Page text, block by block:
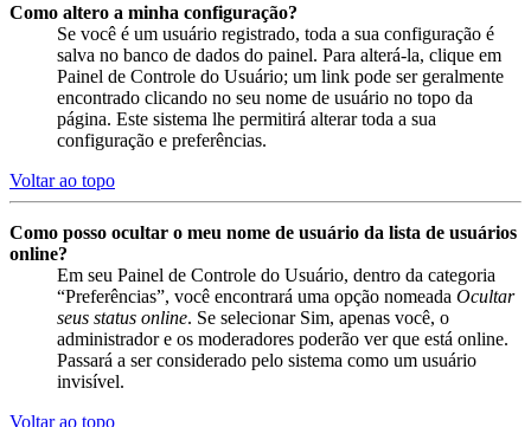
Como altero a minha configuração?
Se você é um usuário registrado, toda a sua configuração é
salva no banco de dados do painel. Para alterá-la, clique em
Painel de Controle do Usuário; um link pode ser geralmente
encontrado clicando no seu nome de usuário no topo da
página. Este sistema lhe permitirá alterar toda a sua
configuração e preferências.
Voltar ao topo
Como posso ocultar o meu nome de usuário da lista de usuários
online?
Em seu Painel de Controle do Usuário, dentro da categoria
“Preferências”, você encontrará uma opção nomeada Ocultar
seus status online. Se selecionar Sim, apenas você, o
administrador e os moderadores poderão ver que está online.
Passará a ser considerado pelo sistema como um usuário
invisível.
Voltar ao topo